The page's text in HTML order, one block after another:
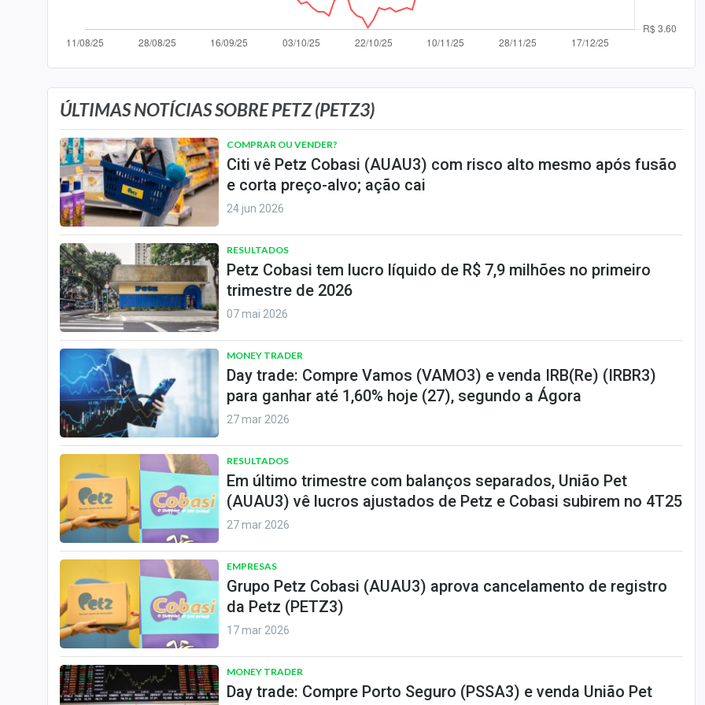
Expediente
ÚLTIMAS NOTÍCIAS SOBRE PETZ (PETZ3)
COMPRAR OU VENDER?
Citi vê Petz Cobasi (AUAU3) com risco alto mesmo após fusão
e corta preço-alvo; ação cai
24 jun 2026
RESULTADOS
Petz Cobasi tem lucro líquido de R$ 7,9 milhões no primeiro
trimestre de 2026
07 mai 2026
MONEY TRADER
Day trade: Compre Vamos (VAMO3) e venda IRB(Re) (IRBR3)
para ganhar até 1,60% hoje (27), segundo a Ágora
27 mar 2026
RESULTADOS
Em último trimestre com balanços separados, União Pet
(AUAU3) vê lucros ajustados de Petz e Cobasi subirem no 4T25
27 mar 2026
EMPRESAS
Grupo Petz Cobasi (AUAU3) aprova cancelamento de registro
da Petz (PETZ3)
17 mar 2026
MONEY TRADER
Day trade: Compre Porto Seguro (PSSA3) e venda União Pet